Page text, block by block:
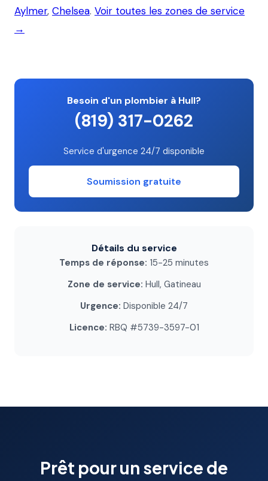
Aylmer, Chelsea. Voir toutes les zones de service
→
Besoin d'un plombier à Hull?
(819) 317-0262
Service d'urgence 24/7 disponible
Soumission gratuite
Détails du service
Temps de réponse: 15-25 minutes
Zone de service: Hull, Gatineau
Urgence: Disponible 24/7
Licence: RBQ #5739-3597-01
Prêt pour un service de